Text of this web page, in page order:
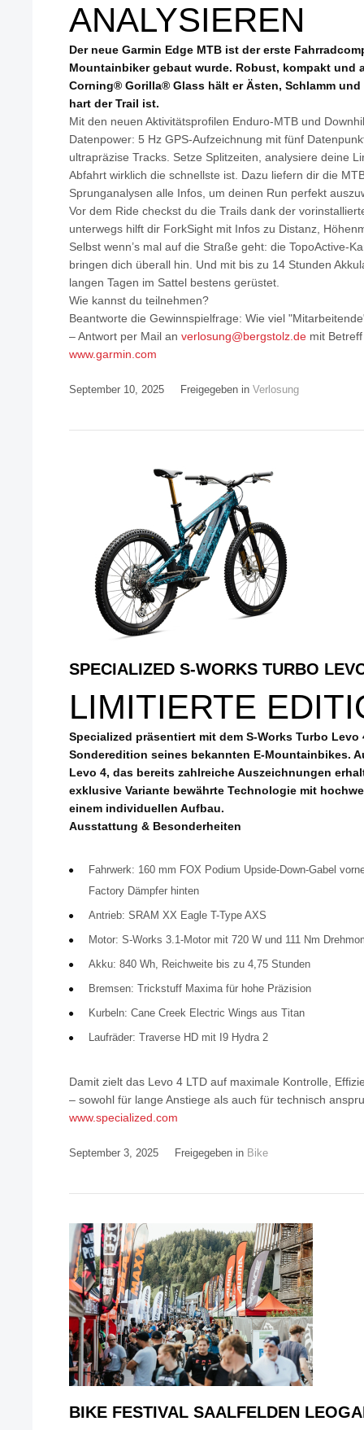
ANALYSIEREN
Der neue Garmin Edge MTB ist der erste
Mountainbiker gebaut wurde. Robust, kompakt und
Corning® Gorilla® Glass hält er Ästen, Schlamm
hart der Trail ist.
Mit den neuen Aktivitätsprofilen Enduro-MTB und
Datenpower: 5 Hz GPS-Aufzeichnung mit fünf
ultrapräzise Tracks. Setze Splitzeiten, analysiere deine
Abfahrt wirklich die schnellste ist. Dazu liefern dir die
Sprunganalysen alle Infos, um deinen Run perfekt
Vor dem Ride checkst du die Trails dank der
unterwegs hilft dir ForkSight mit Infos zu Distanz,
Selbst wenn’s mal auf die Straße geht: die TopoActive-
bringen dich überall hin. Und mit bis zu 14 Stunden
langen Tagen im Sattel bestens gerüstet.
Wie kannst du teilnehmen?
Beantworte die Gewinnspielfrage: Wie viel
– Antwort per Mail an verlosung@bergstolz.de mit
www.garmin.com
September 10, 2025 Freigegeben in Verlosung
SPECIALIZED S-WORKS TURBO
LIMITIERTE
Specialized präsentiert mit dem S-Works Turbo Levo
Sonderedition seines bekannten E-Mountainbikes.
Levo 4, das bereits zahlreiche Auszeichnungen
exklusive Variante bewährte Technologie mit
einem individuellen Aufbau.
Ausstattung & Besonderheiten
Fahrwerk: 160 mm FOX Podium Upside-Down-Gabel
Factory Dämpfer hinten
Antrieb: SRAM XX Eagle T-Type AXS
Motor: S-Works 3.1-Motor mit 720 W und 111 Nm
Akku: 840 Wh, Reichweite bis zu 4,75 Stunden
Bremsen: Trickstuff Maxima für hohe Präzision
Kurbeln: Cane Creek Electric Wings aus Titan
Laufräder: Traverse HD mit I9 Hydra 2
Damit zielt das Levo 4 LTD auf maximale Kontrolle,
– sowohl für lange Anstiege als auch für technisch
www.specialized.com
September 3, 2025 Freigegeben in Bike
BIKE FESTIVAL SAALFELDEN